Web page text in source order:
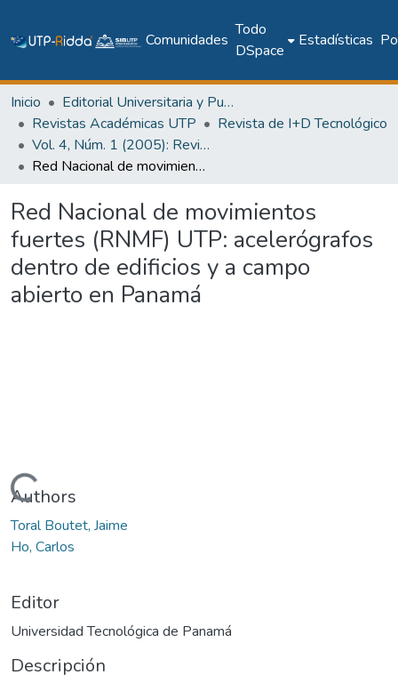
Comunidades
Todo
DSpace
Estadísticas
Inicio
Editorial Universitaria y Publicaciones Seriadas
Revistas Académicas UTP
Revista de I+D Tecnológico
Vol. 4, Núm. 1 (2005): Revista I+D Tecnológico
Red Nacional de movimientos fuertes (RNMF) UTP: acelerógrafos dentro de edificios y a campo abierto en Panamá
Red Nacional de movimientos
fuertes (RNMF) UTP: acelerógrafos
dentro de edificios y a campo
abierto en Panamá
Cargando...
Authors
Toral Boutet, Jaime
Ho, Carlos
Editor
Universidad Tecnológica de Panamá
Descripción